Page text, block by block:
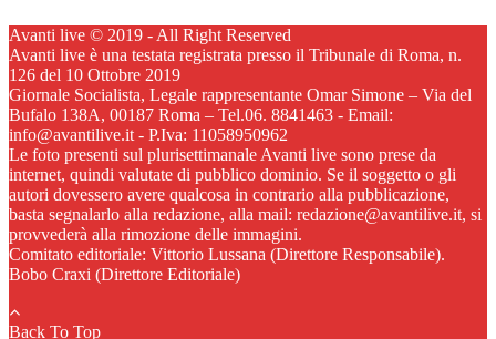
Avanti live © 2019 - All Right Reserved
Avanti live è una testata registrata presso il Tribunale di Roma, n.
126 del 10 Ottobre 2019
Giornale Socialista, Legale rappresentante Omar Simone – Via del
Bufalo 138A, 00187 Roma – Tel.06. 8841463 - Email:
info@avantilive.it - P.Iva: 11058950962
Le foto presenti sul plurisettimanale Avanti live sono prese da
internet, quindi valutate di pubblico dominio. Se il soggetto o gli
autori dovessero avere qualcosa in contrario alla pubblicazione,
basta segnalarlo alla redazione, alla mail: redazione@avantilive.it, si
provvederà alla rimozione delle immagini.
Comitato editoriale: Vittorio Lussana (Direttore Responsabile).
Bobo Craxi (Direttore Editoriale)
Back To Top